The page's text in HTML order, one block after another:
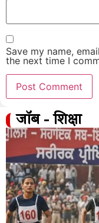
Save my name,
the next time I
जॉब - शिक्षा